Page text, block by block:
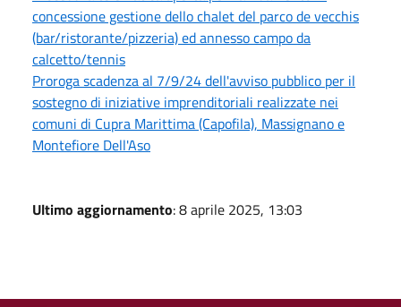
concessione gestione dello chalet del parco de vecchis
(bar/ristorante/pizzeria) ed annesso campo da
calcetto/tennis
Proroga scadenza al 7/9/24 dell'avviso pubblico per il
sostegno di iniziative imprenditoriali realizzate nei
comuni di Cupra Marittima (Capofila), Massignano e
Montefiore Dell'Aso
Ultimo aggiornamento: 8 aprile 2025, 13:03